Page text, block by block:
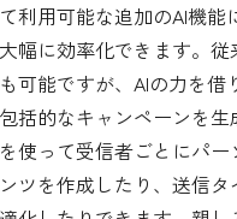
利用可能な追加のAI機能
幅に効率化できます。
可能ですが、AIの力を借
括的なキャンペーンを生
使って受信者ごとにパー
ツを作成したり、送信